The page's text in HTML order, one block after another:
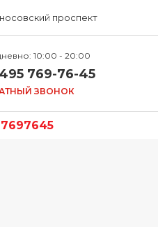
проспект
10:00 - 20:00
769-76-45
ЗВОНОК